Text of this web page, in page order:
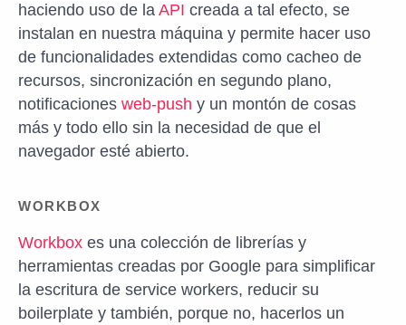
haciendo uso de la API creada a tal efecto, se
instalan en nuestra máquina y permite hacer uso
de funcionalidades extendidas como cacheo de
recursos, sincronización en segundo plano,
notificaciones web-push y un montón de cosas
más y todo ello sin la necesidad de que el
navegador esté abierto.
WORKBOX
Workbox es una colección de librerías y
herramientas creadas por Google para simplificar
la escritura de service workers, reducir su
boilerplate y también, porque no, hacerlos un